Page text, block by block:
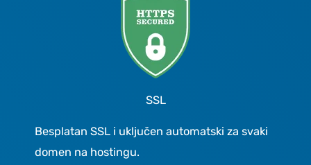
SSL
Besplatan SSL i uključen automatski za svaki
domen na hostingu.